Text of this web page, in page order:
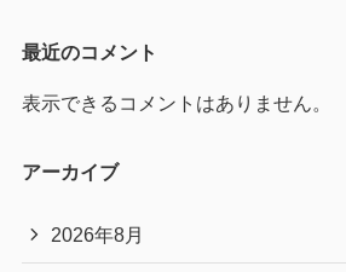
最近のコメント
表示できるコメントはありません。
アーカイブ
2026年8月